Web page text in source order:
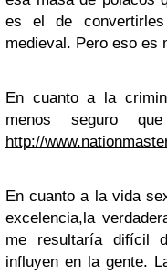
es el de
medieval. Pero eso es
En cuanto a la
menos seguro
http://
En cuanto a la vida
excelencia,la
me resultaría difícil
influyen en la gente.